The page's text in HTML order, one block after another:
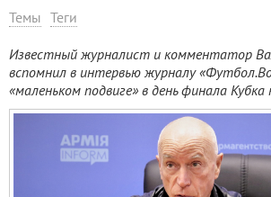
Темы Теги
Известный журналист и комментатор
вспомнил в интервью журналу
«маленьком подвиге» в день финала Кубка